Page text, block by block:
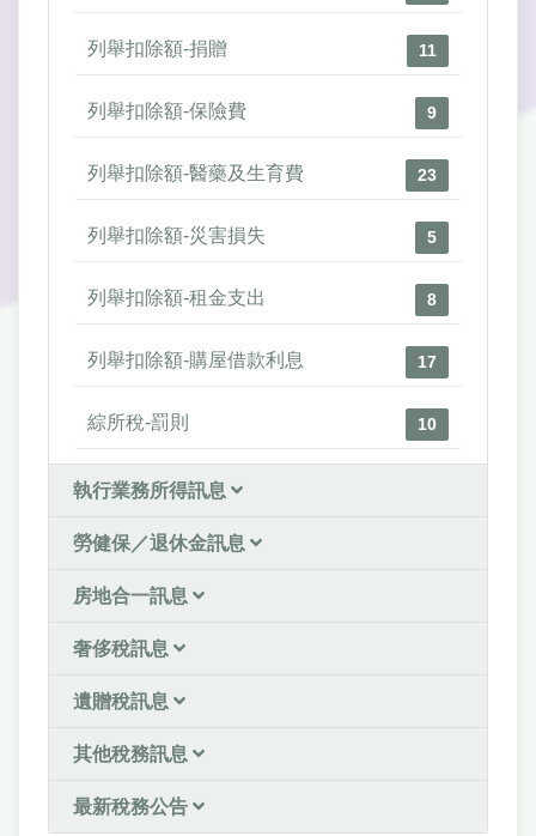
列舉扣除額-捐贈 11
列舉扣除額-保險費 9
列舉扣除額-醫藥及生育費 23
列舉扣除額-災害損失 5
列舉扣除額-租金支出 8
列舉扣除額-購屋借款利息 17
綜所稅-罰則 10
執行業務所得訊息
勞健保／退休金訊息
房地合一訊息
奢侈稅訊息
遺贈稅訊息
其他稅務訊息
最新稅務公告